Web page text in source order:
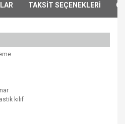
TAKSİT SEÇENEKLERİ
kılıf